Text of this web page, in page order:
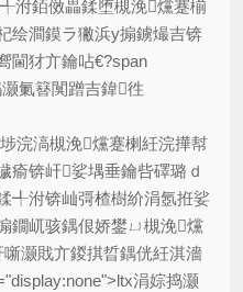
泭銆傚畾鍒堕槻浼爣蹇椾
绘澗鏌ラ獙浜у搧鐪熶吉锛
閫犲亣鑰呫€?span
氭簮闃蹭吉鍏徃
浣滈槻浼爣蹇楋紝浣撶幇
瘉锛屽娑堣垂鑰呰礋璐ｄ
╃泭锛屾彁楂樹紒涓氬拰娑
鐗屼骇鍝佷娇鐢ㄩ槻浼爣
灏戝亣鍐掑晢鍝侊紝淇濇
涓婃捣灏